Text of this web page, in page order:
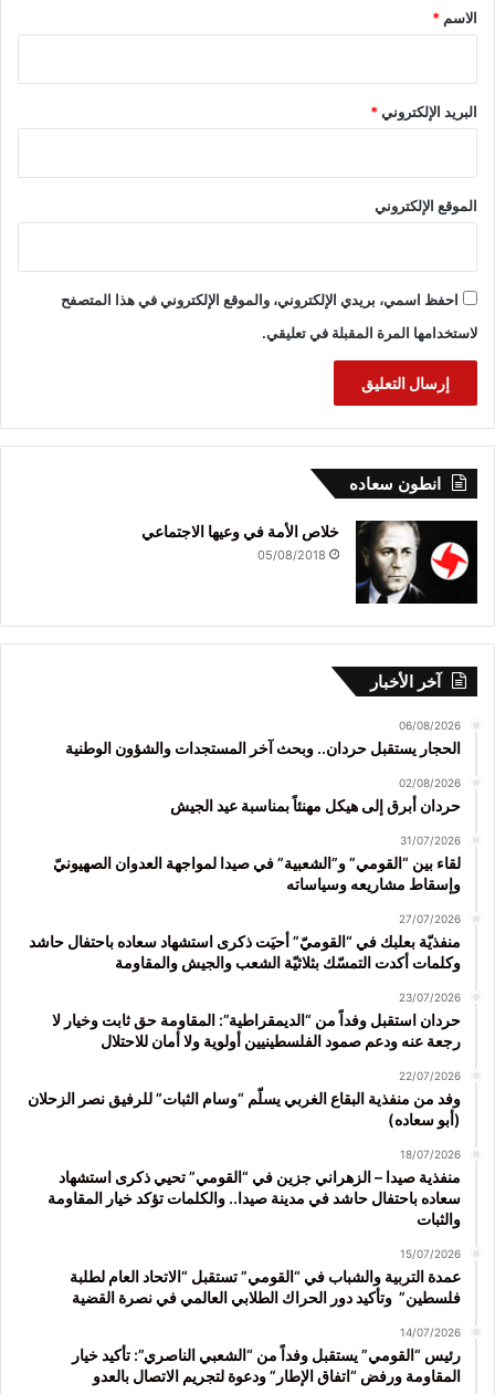
*
الاسم *
البريد الإلكتروني*
الموقع الإلكتروني
احفظ اسمي، بريدي الإلكتروني، والموقع الإلكتروني في هذا المتصفح
لاستخدامها المرة المقبلة في تعليقي.
انطون سعاده
خلاص الأمة في وعيها الاجتماعي
05/08/2018
آخر الأخبار
06/08/2026
الحجار يستقبل حردان.. وبحث آخر المستجدات والشؤون الوطنية
02/08/2026
حردان أبرق إلى هيكل مهنئاً بمناسبة عيد الجيش
31/07/2026
لقاء بين “القومي” و”الشعبية” في صيدا لمواجهة العدوان الصهيونيّ
وإسقاط مشاريعه وسياساته
27/07/2026
منفذيّة بعلبك في “القوميّ” أحيَت ذكرى استشهاد سعاده باحتفال حاشد
وكلمات أكدت التمسّك بثلاثيّة الشعب والجيش والمقاومة
23/07/2026
حردان استقبل وفداً من “الديمقراطية”: المقاومة حق ثابت وخيار لا
رجعة عنه ودعم صمود الفلسطينيين أولوية ولا أمان للاحتلال
22/07/2026
وفد من منفذية البقاع الغربي يسلّم “وسام الثبات” للرفيق نصر الزحلان
(أبو سعاده)
18/07/2026
منفذية صيدا – الزهراني جزين في “القومي” تحيي ذكرى استشهاد
سعاده باحتفال حاشد في مدينة صيدا.. والكلمات تؤكد خيار المقاومة
والثبات
15/07/2026
عمدة التربية والشباب في “القومي” تستقبل “الاتحاد العام لطلبة
فلسطين” وتأكيد دور الحراك الطلابي العالمي في نصرة القضية
14/07/2026
رئيس “القومي” يستقبل وفداً من “الشعبي الناصري”: تأكيد خيار
المقاومة ورفض “اتفاق الإطار” ودعوة لتجريم الاتصال بالعدو